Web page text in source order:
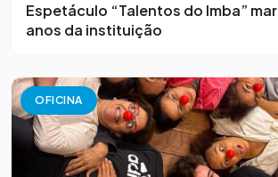
Espetáculo “Talentos do Imba”
anos da instituição
OFICINA